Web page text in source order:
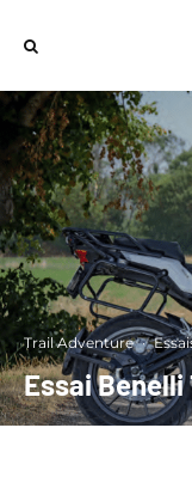
Trail Adventure ·
Essai Benelli